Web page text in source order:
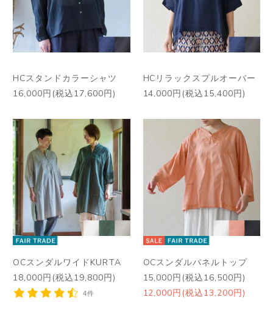
HCスタンドカラーシャツ
16,000円(税込17,600円)
HCリラックスプルオーバー
14,000円(税込15,400円)
OCスンダルワイドKURTA
18,000円(税込19,800円)
4件
OCスンダルパネルトップ
15,000円(税込16,500円)
12,000円(税込13,200円)